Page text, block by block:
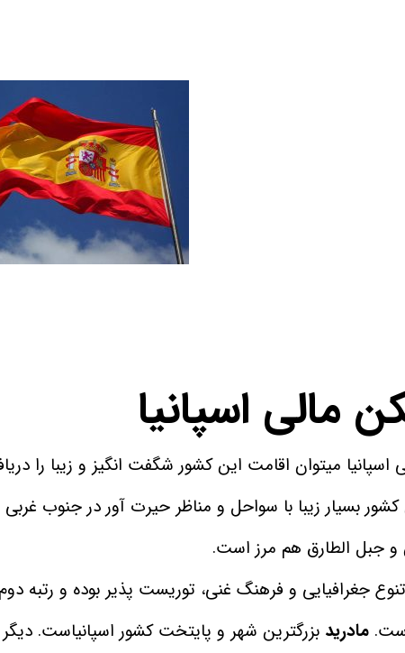
مالی اسپانیا
اسپانیا میتوان اقامت این کشور شگفت انگیز و زیبا را
کشور بسیار زیبا با سواحل و مناظر حیرت آور در جنوب
و جبل الطارق هم مرز است.
جغرافیایی و فرهنگ غنی، توریست پذیر بوده و رتبه
مادرید بزرگترین شهر و پایتخت کشور اسپانیاست. دیگر